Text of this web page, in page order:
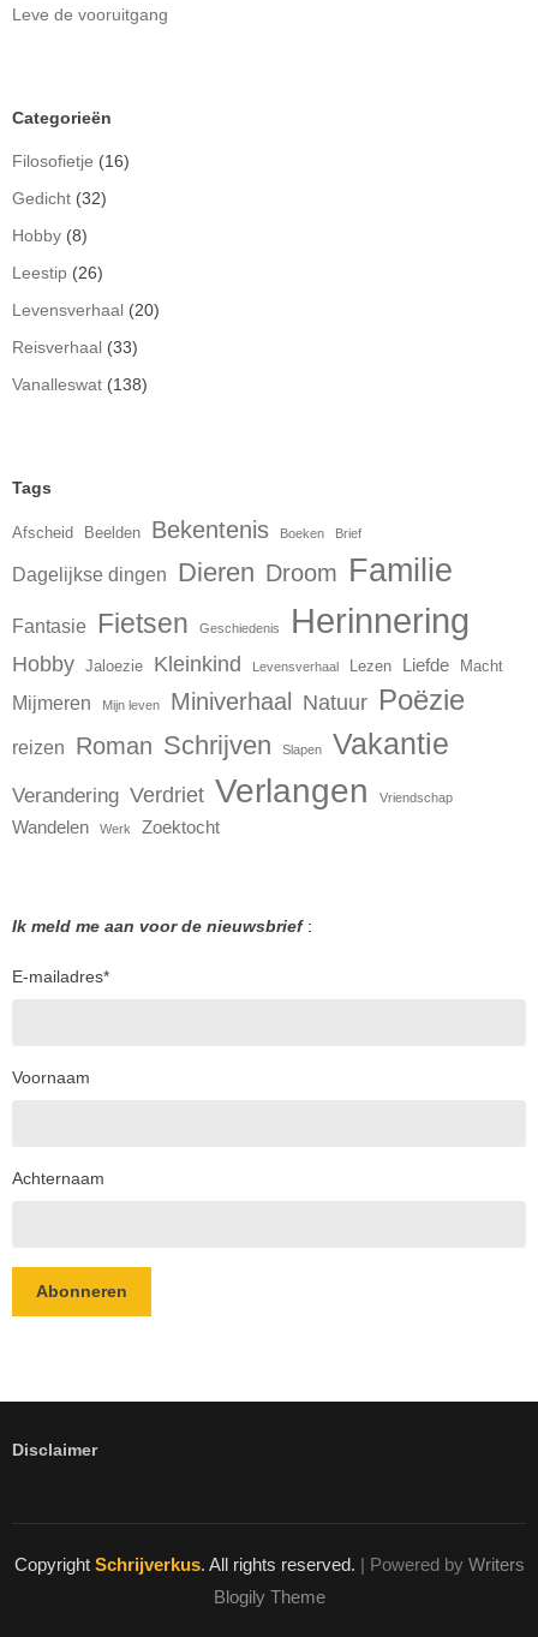
Leve de vooruitgang
Categorieën
Filosofietje (16)
Gedicht (32)
Hobby (8)
Leestip (26)
Levensverhaal (20)
Reisverhaal (33)
Vanalleswat (138)
Tags
Afscheid Beelden Bekentenis Boeken Brief
Dagelijkse dingen Dieren Droom Familie
Fantasie Fietsen Geschiedenis Herinnering
Hobby Jaloezie Kleinkind Levensverhaal Lezen Liefde Macht
Mijmeren Mijn leven Miniverhaal Natuur Poëzie
reizen Roman Schrijven Slapen Vakantie
Verandering Verdriet Verlangen Vriendschap
Wandelen Werk Zoektocht
Ik meld me aan voor de nieuwsbrief:
E-mailadres*
Voornaam
Achternaam
Abonneren
Disclaimer
Copyright Schrijverkus. All rights reserved. | Powered by Writers
Blogily Theme